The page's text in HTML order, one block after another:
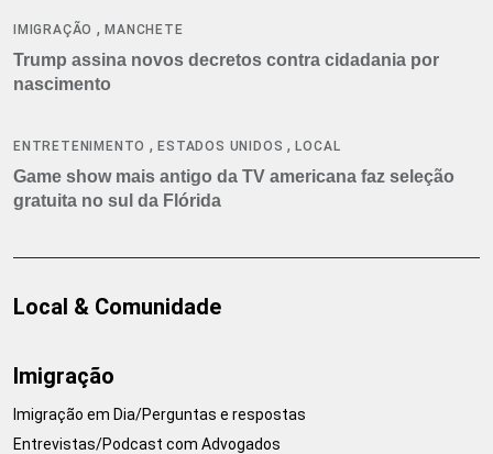
IMIGRAÇÃO ,MANCHETE
Trump assina novos decretos contra cidadania por
nascimento
ENTRETENIMENTO ,ESTADOS UNIDOS ,LOCAL
Game show mais antigo da TV americana faz seleção
gratuita no sul da Flórida
Local & Comunidade
Imigração
Imigração em Dia/Perguntas e respostas
Entrevistas/Podcast com Advogados